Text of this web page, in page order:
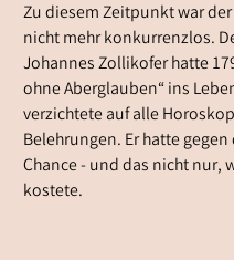
Zu diesem Zeitpunkt war
nicht mehr konkurrenzlos.
Johannes Zollikofer hatte
ohne Aberglauben“ ins
verzichtete auf alle
Belehrungen. Er hatte
Chance - und das nicht nur,
kostete.